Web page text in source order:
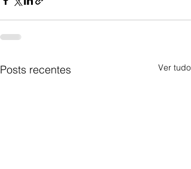
Posts recentes Ver tudo